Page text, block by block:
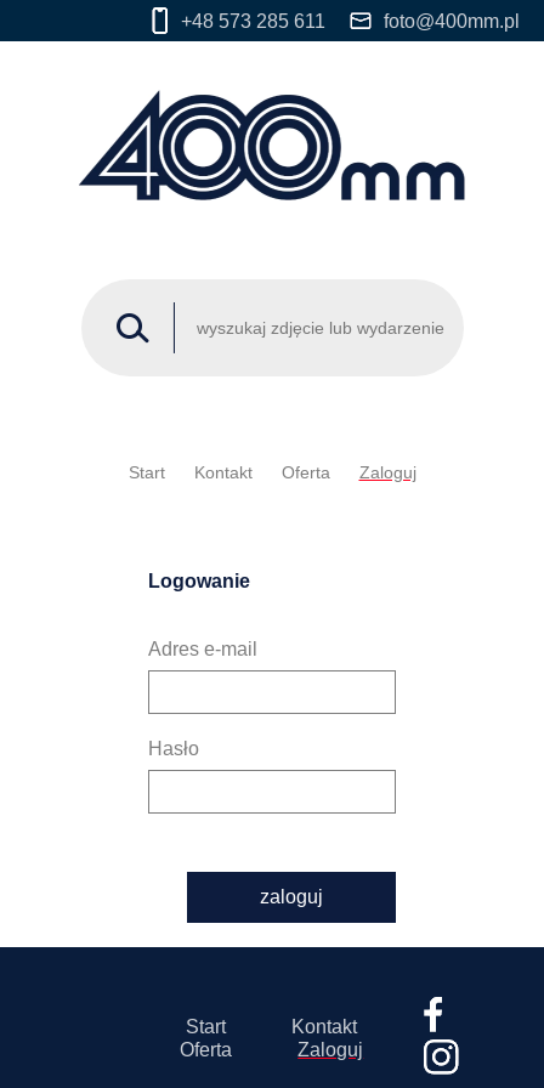
+48 573 285 611 foto@400mm.pl
Start Kontakt Oferta Zaloguj
Logowanie
Adres e-mail
Hasło
zaloguj
Start
Kontakt
Oferta
Zaloguj